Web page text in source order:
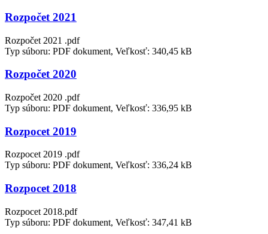
Rozpočet 2021
Rozpočet 2021 .pdf
Typ súboru: PDF dokument, Veľkosť: 340,45 kB
Rozpočet 2020
Rozpočet 2020 .pdf
Typ súboru: PDF dokument, Veľkosť: 336,95 kB
Rozpocet 2019
Rozpocet 2019 .pdf
Typ súboru: PDF dokument, Veľkosť: 336,24 kB
Rozpocet 2018
Rozpocet 2018.pdf
Typ súboru: PDF dokument, Veľkosť: 347,41 kB